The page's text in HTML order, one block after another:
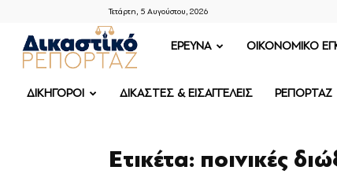
Τετάρτη, 5 Αυγούστου, 2026
ΔΙΚΑΣΤΙΚΟ
ΡΕΠΟΡΤΑΖ
ΕΡΕΥΝΑ OIKONOMIKO
ΔΙΚΗΓΟΡΟΙ ΔΙΚΑΣΤΕΣ & ΕΙΣΑΓΓΕΛΕΙΣ ΡΕΠΟΡΤΑΖ
Ετικέτα: ποινικές